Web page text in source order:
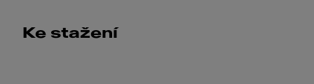
Ke stažení